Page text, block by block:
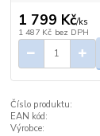
1 799 Kč/ks
1 487 Kč bez DPH
Číslo produktu:
EAN kód:
Výrobce: